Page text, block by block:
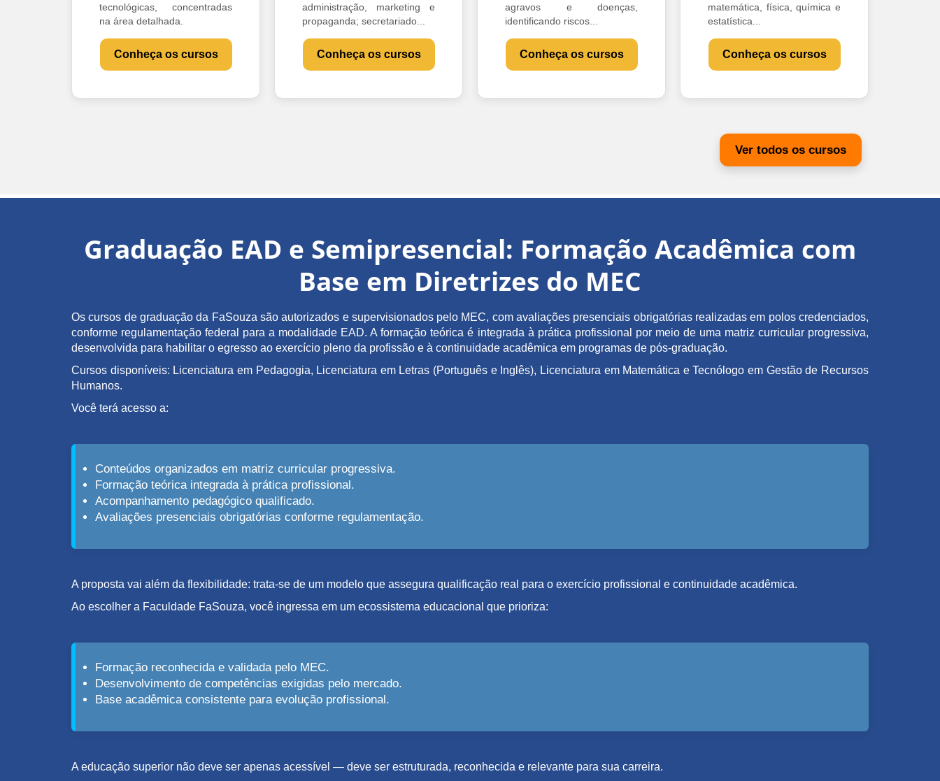
tecnológicas, concentradas
na área detalhada.
Conheça os cursos
administração, marketing e
propaganda; secretariado...
Conheça os cursos
agravos e doenças,
identificando riscos...
Conheça os cursos
matemática, física, química e
estatística...
Conheça os cursos
Ver todos os cursos
Graduação EAD e Semipresencial: Formação Acadêmica com
Base em Diretrizes do MEC
Os cursos de graduação da FaSouza são autorizados e supervisionados pelo MEC, com avaliações presenciais obrigatórias realizadas em polos credenciados,
conforme regulamentação federal para a modalidade EAD. A formação teórica é integrada à prática profissional por meio de uma matriz curricular progressiva,
desenvolvida para habilitar o egresso ao exercício pleno da profissão e à continuidade acadêmica em programas de pós-graduação.
Cursos disponíveis: Licenciatura em Pedagogia, Licenciatura em Letras (Português e Inglês), Licenciatura em Matemática e Tecnólogo em Gestão de Recursos
Humanos.
Você terá acesso a:
Conteúdos organizados em matriz curricular progressiva.
Formação teórica integrada à prática profissional.
Acompanhamento pedagógico qualificado.
Avaliações presenciais obrigatórias conforme regulamentação.
A proposta vai além da flexibilidade: trata-se de um modelo que assegura qualificação real para o exercício profissional e continuidade acadêmica.
Ao escolher a Faculdade FaSouza, você ingressa em um ecossistema educacional que prioriza:
Formação reconhecida e validada pelo MEC.
Desenvolvimento de competências exigidas pelo mercado.
Base acadêmica consistente para evolução profissional.
A educação superior não deve ser apenas acessível — deve ser estruturada, reconhecida e relevante para sua carreira.